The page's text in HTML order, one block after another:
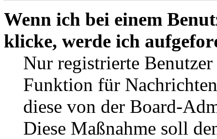
Wenn ich bei einem
klicke, werde ich
Nur registrierte
Funktion für
diese von der Board-
Diese Maßnahme soll